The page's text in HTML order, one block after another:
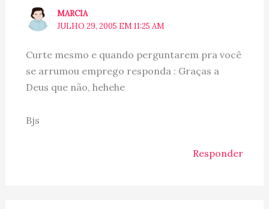
MARCIA
JULHO 29, 2005 EM 11:25 AM
Curte mesmo e quando perguntarem pra você
se arrumou emprego responda : Graças a
Deus que não, hehehe
Bjs
Responder